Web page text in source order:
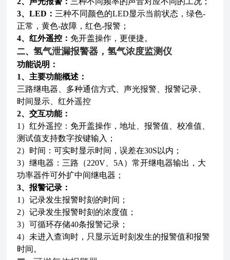
3、LED： 三种不同颜色的LED显示当前状态，绿色-
正常，黄色-故障，红色-报警；
4、红外遥控： 免开盖操作，更便捷。
二、氢气泄漏报警器 ，氢气浓度监测仪
功能说明：
1、主要功能概述：
三路继电器、多种通信方式、声光报警、报警记录、
时间显示、红外遥控
2、交互功能：
1）红外遥控：免开盖操作，地址、报警值、校准值、
测试值支持数字按键输入；
2）时间：可实时显示时间，误差在30S以内；
3）继电器：三路（220V、5A）常开继电器输出，大
功率器件可外扩中间继电器；
3、报警记录：
1）记录发生报警时刻的时间；
2）记录发生报警时刻的浓度值；
3）可循环存储40条报警记录；
4）未进入查询时，只显示近时刻发生的报警值和报警
时间。